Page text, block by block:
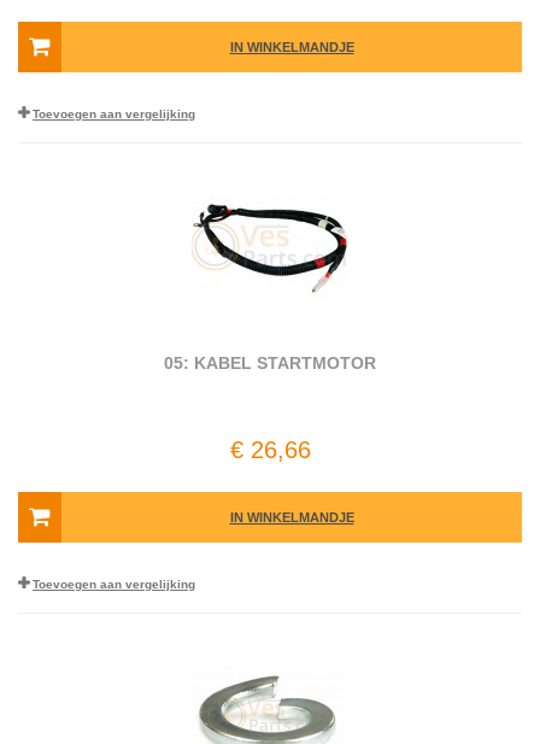
IN WINKELMANDJE
Toevoegen aan vergelijking
05: KABEL STARTMOTOR
€ 26,66
IN WINKELMANDJE
Toevoegen aan vergelijking